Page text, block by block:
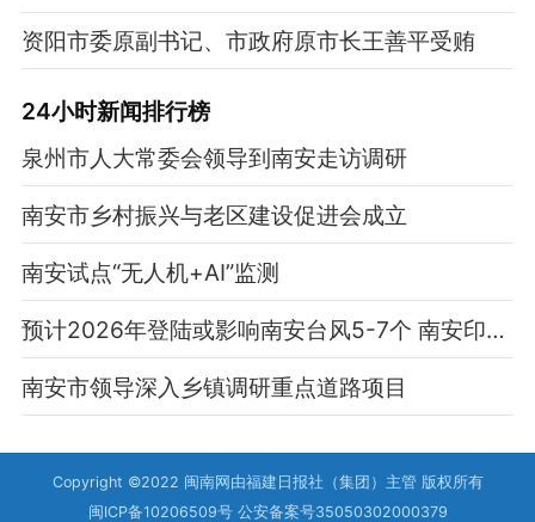
资阳市委原副书记、市政府原市长王善平受贿
24小时新闻排行榜
泉州市人大常委会领导到南安走访调研
南安市乡村振兴与老区建设促进会成立
南安试点“无人机+AI”监测
预计2026年登陆或影响南安台风5-7个 南安印发地质灾害防治方案
南安市领导深入乡镇调研重点道路项目
Copyright ©2022 闽南网由福建日报社（集团）主管 版权所有
闽ICP备10206509号 公安备案号35050302000379